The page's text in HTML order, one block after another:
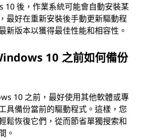
10 後，作業系統可能會自動安裝某
最好在重新安裝後手動更新驅動程
新版本以獲得最佳性能和相容性。
10 之前如何備份
10 之前，最好使用其他軟體或專
具備份當前的驅動程式。這樣，您
鬆恢復它們，從而節省單獨搜索和
。